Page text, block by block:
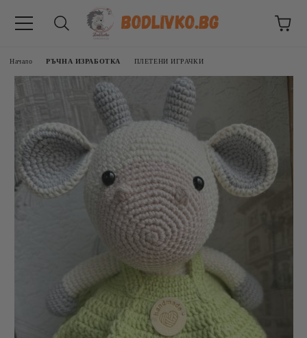
Начало РЪЧНА ИЗРАБОТКА ПЛЕТЕНИ ИГРАЧКИ